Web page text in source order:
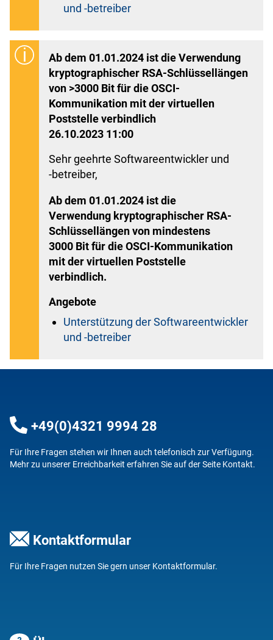
und -betreiber
Ab dem 01.01.2024 ist die Verwendung
kryptographischer RSA-Schlüssellängen
von >3000 Bit für die OSCI-
Kommunikation mit der virtuellen
Poststelle verbindlich
26.10.2023 11:00
Sehr geehrte Softwareentwickler und
-betreiber,
Ab dem 01.01.2024 ist die
Verwendung kryptographischer RSA-
Schlüssellängen von mindestens
3000 Bit für die OSCI-Kommunikation
mit der virtuellen Poststelle
verbindlich.
Angebote
Unterstützung der Softwareentwickler
und -betreiber
+49(0)4321 9994 28
Für Ihre Fragen stehen wir Ihnen auch telefonisch zur Verfügung.
Mehr zu unserer Erreichbarkeit erfahren Sie auf der Seite Kontakt.
Kontaktformular
Für Ihre Fragen nutzen Sie gern unser Kontaktformular.